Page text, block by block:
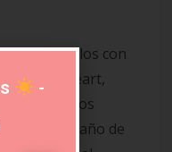
de anillos con
Heart,
con tus otros
mano en baño de
-